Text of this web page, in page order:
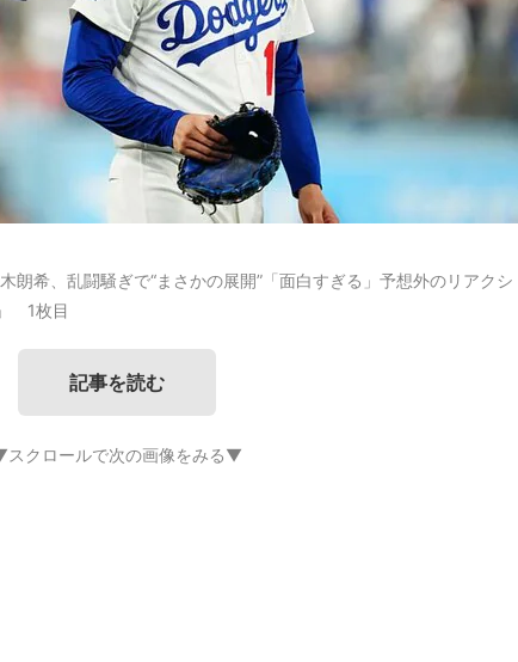
朗希、乱闘騒ぎで“まさかの展開”「面白すぎる」予想外のリアクシ
1枚目
記事を読む
クロールで次の画像をみる▼